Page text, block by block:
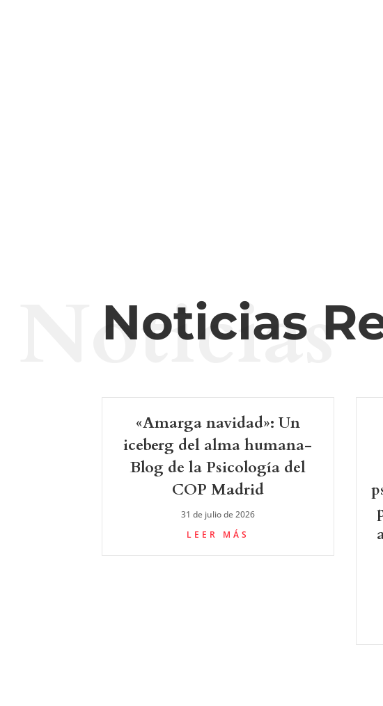
Noticias
Noticias
«Amarga navidad»: Un
iceberg del alma humana-
Blog de la Psicología del
COP Madrid
31 de julio de 2026
LEER MÁS